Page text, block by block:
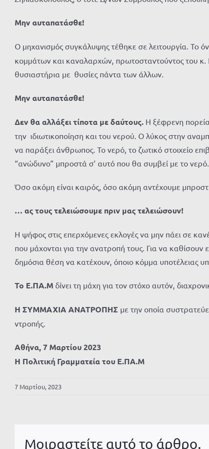
Μην αυταπατάσθε!
Ο μηχανισμός συγκάλυψης τέθηκε σε λειτουργία. Το
κομμάτων και καναλαρχών, πρωτοσταντούντος του κ.
θυσιαστήρια με θυσίες πάντα των άλλων.
Μην αυταπατάσθε!
Δεν θα αλλάξει τίποτα με δαύτους. Η ξέφρενη
την ιδιωτικοποίηση και του νερού. Ο λύκος στην
να παράξει άνθρωπος. Το νερό, το ζωτικό στοιχείο
“ανώδυνο” μπροστά σ’ αυτό που θα συμβεί με το νερό.
Όσο ακόμη είναι καιρός, όσο ακόμη αντέχουμε
… ας τους τελειώσουμε πριν μας τελειώσουν!
Η ψήφος στις επερχόμενες εκλογές να μην πάει σε
που μάχονται για την ανατροπή τους. Για να
δημόσια θέση να κατέχουν, όποιο κόμμα υποτέλειας
Το Ε.ΠΑ.Μ δίνει τη μάχη για τον στόχο αυτόν,
Η ΣΥΜΜΑΧΙΑ ΑΝΑΤΡΟΠΗΣ με την οποία
ντροπής.
Αθήνα, 7 Μαρτίου 2023
Η Πολιτική Γραμματεία του Ε.ΠΑ.Μ
7 Μαρτίου, 2023
Μοιραστείτε αυτό το άρθρο.